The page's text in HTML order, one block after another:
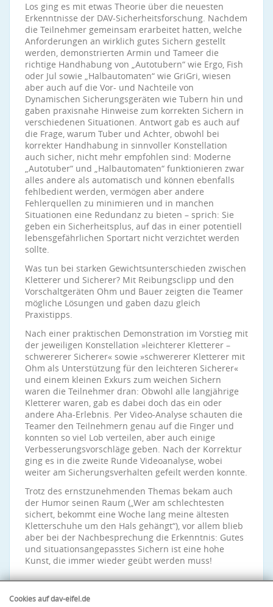
Los ging es mit etwas Theorie über die neuesten
Erkenntnisse der DAV-Sicherheitsforschung. Nachdem
die Teilnehmer gemeinsam erarbeitet hatten, welche
Anforderungen an wirklich gutes Sichern gestellt
werden, demonstrierten Armin und Tameer die
richtige Handhabung von „Autotubern“ wie Ergo, Fish
oder Jul sowie „Halbautomaten“ wie GriGri, wiesen
aber auch auf die Vor- und Nachteile von
Dynamischen Sicherungsgeräten wie Tubern hin und
gaben praxisnahe Hinweise zum korrekten Sichern in
verschiedenen Situationen. Antwort gab es auch auf
die Frage, warum Tuber und Achter, obwohl bei
korrekter Handhabung in sinnvoller Konstellation
auch sicher, nicht mehr empfohlen sind: Moderne
„Autotuber“ und „Halbautomaten“ funktionieren zwar
alles andere als automatisch und können ebenfalls
fehlbedient werden, vermögen aber andere
Fehlerquellen zu minimieren und in manchen
Situationen eine Redundanz zu bieten – sprich: Sie
geben ein Sicherheitsplus, auf das in einer potentiell
lebensgefährlichen Sportart nicht verzichtet werden
sollte.
Was tun bei starken Gewichtsunterschieden zwischen
Kletterer und Sicherer? Mit Reibungsclipp und den
Vorschaltgeräten Ohm und Bauer zeigten die Teamer
mögliche Lösungen und gaben dazu gleich
Praxistipps.
Nach einer praktischen Demonstration im Vorstieg mit
der jeweiligen Konstellation »leichterer Kletterer –
schwererer Sicherer« sowie »schwererer Kletterer mit
Ohm als Unterstützung für den leichteren Sicherer«
und einem kleinen Exkurs zum weichen Sichern
waren die Teilnehmer dran: Obwohl alle langjährige
Kletterer waren, gab es dabei doch das ein oder
andere Aha-Erlebnis. Per Video-Analyse schauten die
Teamer den Teilnehmern genau auf die Finger und
konnten so viel Lob verteilen, aber auch einige
Verbesserungsvorschläge geben. Nach der Korrektur
ging es in die zweite Runde Videoanalyse, wobei
weiter am Sicherungsverhalten gefeilt werden konnte.
Trotz des ernstzunehmenden Themas bekam auch
der Humor seinen Raum („Wer am schlechtesten
sichert, bekommt eine Woche lang meine ältesten
Kletterschuhe um den Hals gehängt“), vor allem blieb
aber bei der Nachbesprechung die Erkenntnis: Gutes
und situationsangepasstes Sichern ist eine hohe
Kunst, die immer wieder geübt werden muss!
Cookies auf dav-eifel.de